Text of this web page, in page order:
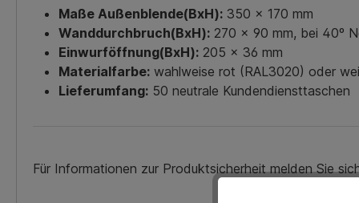
Maße Außenblende(BxH): 350 x 170 mm
Wanddurchbruch(BxH): 270 x 90 mm, bei 40º
Einwurföffnung(BxH): 205 x 36 mm
Materialfarbe: wahlweise rot (RAL3020) oder
Lieferumfang: 50 neutrale Kundendiensttaschen
Für Informationen zur Produktsicherheit melden Sie